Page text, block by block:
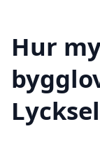
Hur